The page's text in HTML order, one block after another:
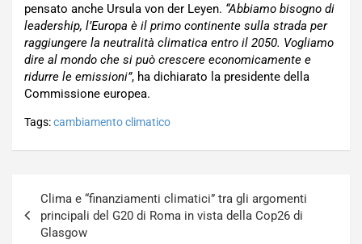
pensato anche Ursula von der Leyen. “Abbiamo bisogno di
leadership, l’Europa è il primo continente sulla strada per
raggiungere la neutralità climatica entro il 2050. Vogliamo
dire al mondo che si può crescere economicamente e
ridurre le emissioni”, ha dichiarato la presidente della
Commissione europea.
Tags:cambiamento climatico
articoli
Clima e “finanziamenti climatici” tra gli argomenti
principali del G20 di Roma in vista della Cop26 di
Glasgow